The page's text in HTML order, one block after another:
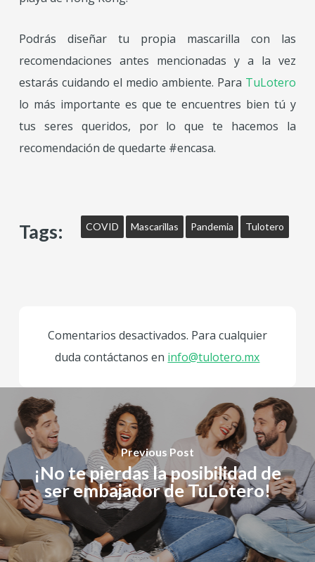
Podrás diseñar tu propia mascarilla con las
recomendaciones antes mencionadas y a la vez
estarás cuidando el medio ambiente. Para TuLotero
lo más importante es que te encuentres bien tú y
tus seres queridos, por lo que te hacemos la
recomendación de quedarte #encasa.
Tags: COVID Mascarillas Pandemia Tulotero
Comentarios desactivados. Para cualquier
duda contáctanos en info@tulotero.mx
Previous Post
¡No te pierdas la posibilidad de
ser embajador de TuLotero!